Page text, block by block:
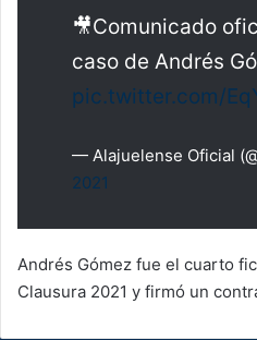
🎥Comunicado
caso de Andrés
pic.twitter.com/
— Alajuelense Oficial
2021
Andrés Gómez fue el cuarto
Clausura 2021 y firmó un